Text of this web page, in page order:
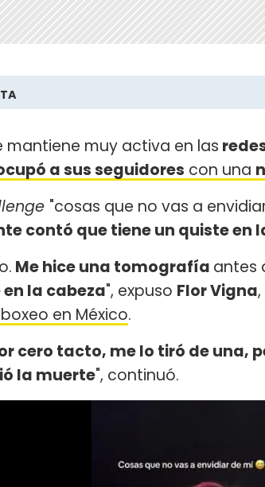
mantiene muy activa en las
a sus seguidores con una
"cosas que no vas a
contó que tiene un quiste en
Me hice una tomografía antes
la cabeza", expuso Flor Vigna
en México.
cero tacto, me lo tiró de una,
la muerte", continuó.